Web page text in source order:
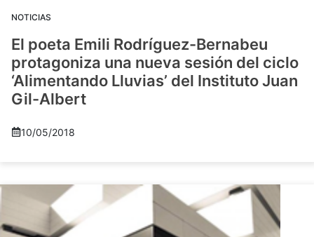
NOTICIAS
El poeta Emili Rodríguez-Bernabeu
protagoniza una nueva sesión del ciclo
‘Alimentando Lluvias’ del Instituto Juan
Gil-Albert
10/05/2018